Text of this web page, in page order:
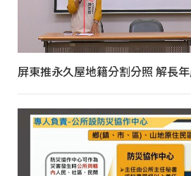
屏東推永久屋地籍分割分照 解長